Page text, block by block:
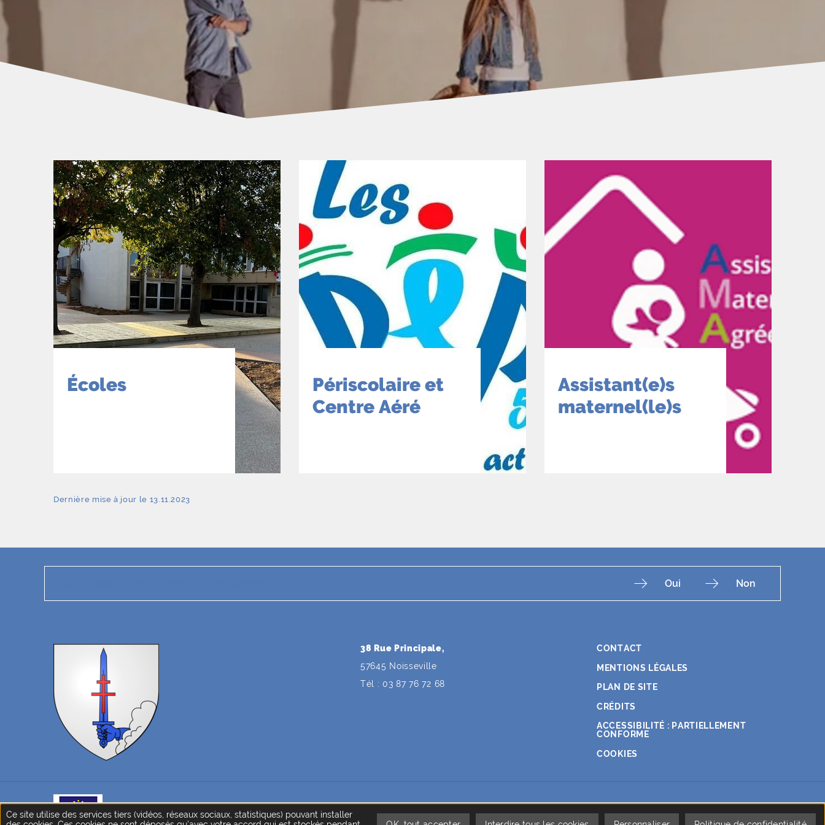
Écoles
Périscolaire et
Centre Aéré
Assistant(e)s
maternel(le)s
Dernière mise à jour le 13.11.2023
Non
Oui
38 Rue Principale,
57645 Noisseville
Tél : 03 87 76 72 68
CONTACT
MENTIONS LÉGALES
PLAN DE SITE
CRÉDITS
ACCESSIBILITÉ : PARTIELLEMENT
CONFORME
COOKIES
Ce site internet bénéficie du soutien financier de l'Union européenne
Ce site utilise des services tiers (vidéos, réseaux sociaux, statistiques) pouvant installer